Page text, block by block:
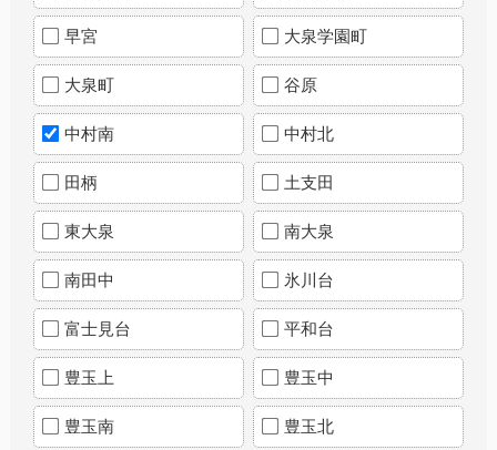
早宮 大泉学園町
大泉町 谷原
中村南 中村北
田柄 土支田
東大泉 南大泉
南田中 氷川台
富士見台 平和台
豊玉上 豊玉中
豊玉南 豊玉北